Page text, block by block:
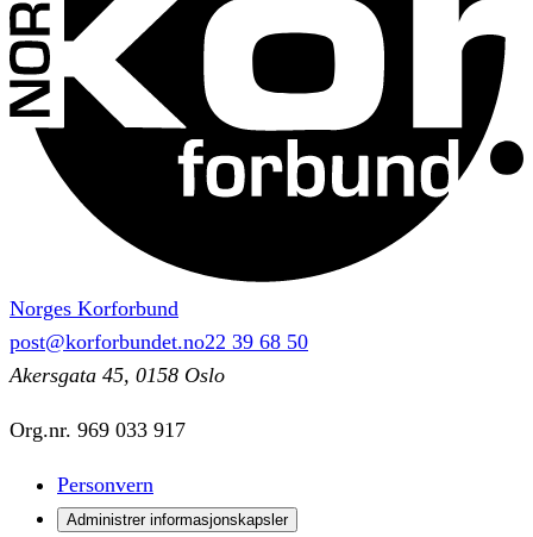
Norges Korforbund
post@korforbundet.no22 39 68 50
Akersgata 45, 0158 Oslo
Org.nr. 969 033 917
Personvern
Administrer informasjonskapsler